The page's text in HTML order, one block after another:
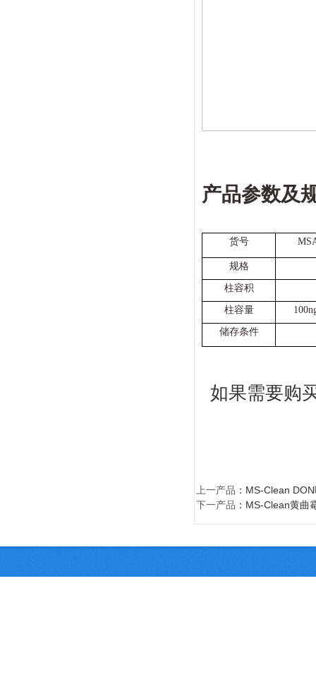
产品参数及
货号
规格
柱容积
柱容量
储存条件
如果需要购
上一产品 ： MS-Clean
下一产品 ： MS-Clean黄曲